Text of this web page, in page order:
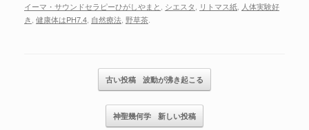
イーマ・サウンドセラピーひがしやまと, シエスタ, リトマス紙, 人体実験好
き, 健康体はPH7.4, 自然療法, 野草茶.
記事のナビゲーション古い投稿 波動が沸き起こる
神聖幾何学 新しい投稿